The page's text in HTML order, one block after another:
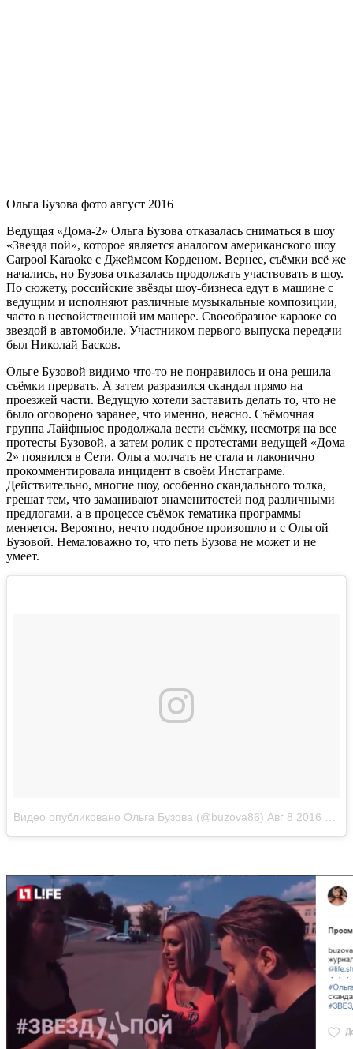
Ольга Бузова фото август 2016
Ведущая «Дома-2» Ольга Бузова отказалась сниматься в шоу
«Звезда пой», которое является аналогом американского шоу
Carpool Karaoke с Джеймсом Корденом. Вернее, съёмки всё же
начались, но Бузова отказалась продолжать участвовать в шоу.
По сюжету, российские звёзды шоу-бизнеса едут в машине с
ведущим и исполняют различные музыкальные композиции,
часто в несвойственной им манере. Своеобразное караоке со
звездой в автомобиле. Участником первого выпуска передачи
был Николай Басков.
Ольге Бузовой видимо что-то не понравилось и она решила
съёмки прервать. А затем разразился скандал прямо на
проезжей части. Ведущую хотели заставить делать то, что не
было оговорено заранее, что именно, неясно. Съёмочная
группа Лайфньюс продолжала вести съёмку, несмотря на все
протесты Бузовой, а затем ролик с протестами ведущей «Дома
2» появился в Сети. Ольга молчать не стала и лаконично
прокомментировала инцидент в своём Инстаграме.
Действительно, многие шоу, особенно скандального толка,
грешат тем, что заманивают знаменитостей под различными
предлогами, а в процессе съёмок тематика программы
меняется. Вероятно, нечто подобное произошло и с Ольгой
Бузовой. Немаловажно то, что петь Бузова не может и не
умеет.
Видео опубликовано Ольга Бузова (@buzova86) Авг 8 2016 в 9:39 PDT